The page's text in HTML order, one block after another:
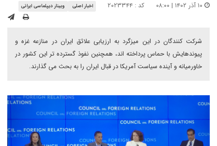
کد : ۲۰۲۳۳۴۴ اخبار اصلی وبینار دیپلماسی ایرانی
شرکت کنندگان در این میزگرد به ارزیابی علائق ایران در منازعه غزه و
پیوندهایش با حماس پرداخته اند، همچنین نفوذ گسترده تر این کشور در
خاورمیانه و آینده سیاست آمریکا در قبال ایران را به بحث می گذارند.